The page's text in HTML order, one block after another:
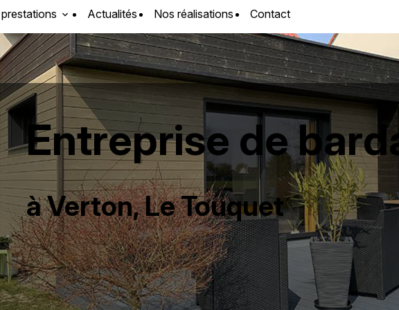
Actualités Nos réalisations Contact
Entreprise de
à Verton, Le Touquet